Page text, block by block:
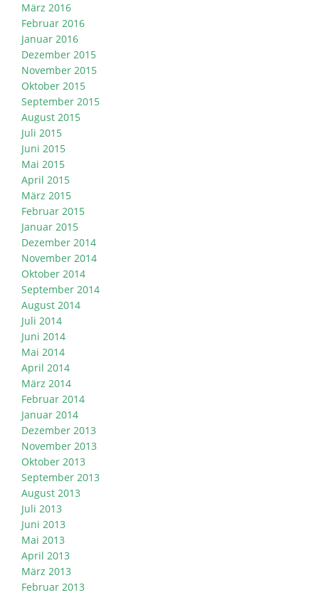
März 2016
Februar 2016
Januar 2016
Dezember 2015
November 2015
Oktober 2015
September 2015
August 2015
Juli 2015
Juni 2015
Mai 2015
April 2015
März 2015
Februar 2015
Januar 2015
Dezember 2014
November 2014
Oktober 2014
September 2014
August 2014
Juli 2014
Juni 2014
Mai 2014
April 2014
März 2014
Februar 2014
Januar 2014
Dezember 2013
November 2013
Oktober 2013
September 2013
August 2013
Juli 2013
Juni 2013
Mai 2013
April 2013
März 2013
Februar 2013